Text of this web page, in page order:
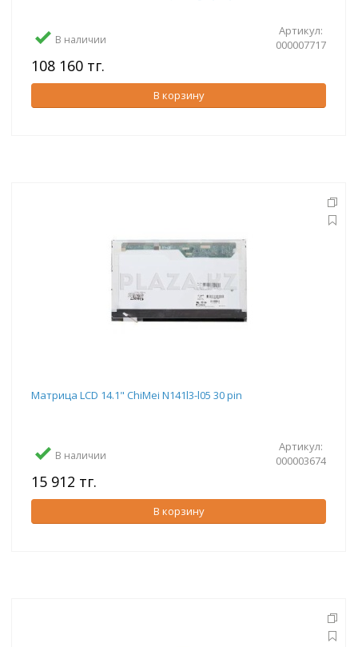
В наличии
Артикул:
000007717
108 160 тг.
В корзину
Матрица LCD 14.1" ChiMei N141l3-l05 30 pin
В наличии
Артикул:
000003674
15 912 тг.
В корзину